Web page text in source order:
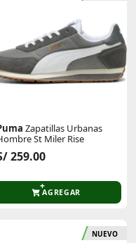
Zapatillas Urbanas
St Miler Rise
259.00
AGREGAR
NUEVO